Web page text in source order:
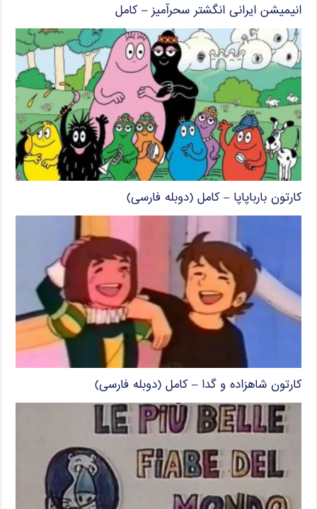
انیمیشن ایرانی انگشتر سحرآمیز – کامل
کارتون بارباپاپا – کامل (دوبله فارسی)
کارتون شاهزاده و گدا – کامل (دوبله فارسی)